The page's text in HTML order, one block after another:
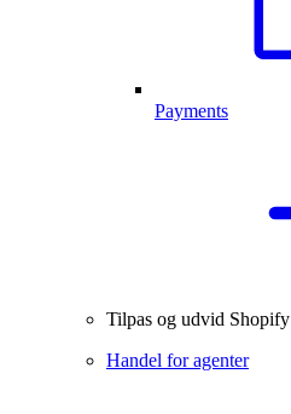
Payments
Tilpas og udvid Shopify
Handel for agenter